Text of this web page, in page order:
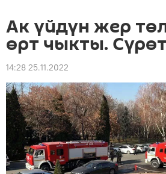
Ак үйдүн жер
өрт чыкты.
14:28 25.11.2022